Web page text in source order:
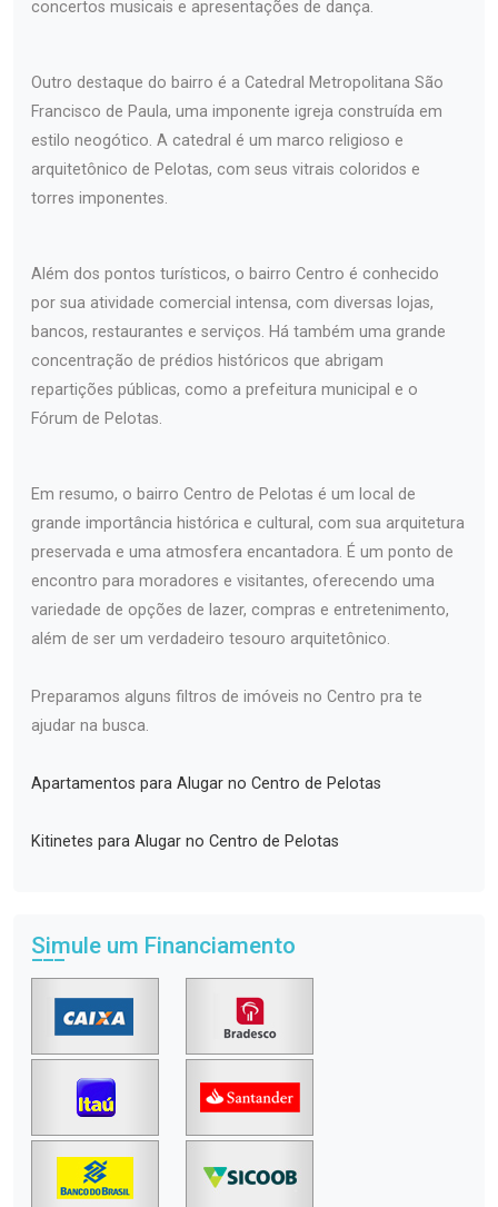
concertos musicais e apresentações de dança.
Outro destaque do bairro é a Catedral Metropolitana São
Francisco de Paula, uma imponente igreja construída em
estilo neogótico. A catedral é um marco religioso e
arquitetônico de Pelotas, com seus vitrais coloridos e
torres imponentes.
Além dos pontos turísticos, o bairro Centro é conhecido
por sua atividade comercial intensa, com diversas lojas,
bancos, restaurantes e serviços. Há também uma grande
concentração de prédios históricos que abrigam
repartições públicas, como a prefeitura municipal e o
Fórum de Pelotas.
Em resumo, o bairro Centro de Pelotas é um local de
grande importância histórica e cultural, com sua arquitetura
preservada e uma atmosfera encantadora. É um ponto de
encontro para moradores e visitantes, oferecendo uma
variedade de opções de lazer, compras e entretenimento,
além de ser um verdadeiro tesouro arquitetônico.
Preparamos alguns filtros de imóveis no Centro pra te
ajudar na busca.
Apartamentos para Alugar no Centro de Pelotas
Kitinetes para Alugar no Centro de Pelotas
Simule um Financiamento